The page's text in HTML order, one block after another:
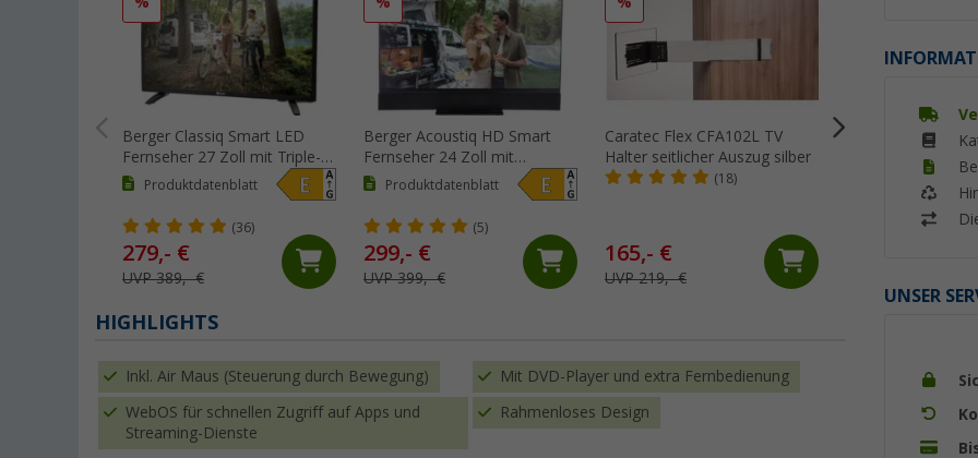
UNSER
Berger Classiq Smart LED
Fernseher 27 Zoll mit Triple-
Tuner und 12 / 230 V
Produktdatenblatt
(36)
279,- €
UVP 389,- €
Berger Acoustiq HD Smart
Fernseher 24 Zoll mit
integrierter Soundbar, Triple-
Produktdatenblatt
(5)
299,- €
UVP 399,- €
Caratec Flex CFA102L TV
Halter seitlicher Auszug silber
(18)
165,- €
UVP 219,- €
Berger TV
Lang mit Schwenk-
Neigungsfunktion
HIGHLIGHTS
Inkl. Air Maus (Steuerung durch Bewegung) Mit DVD-Player und extra Fernbedienung
WebOS für schnellen Zugriff auf Apps und
Streaming-Dienste
Rahmenloses Design